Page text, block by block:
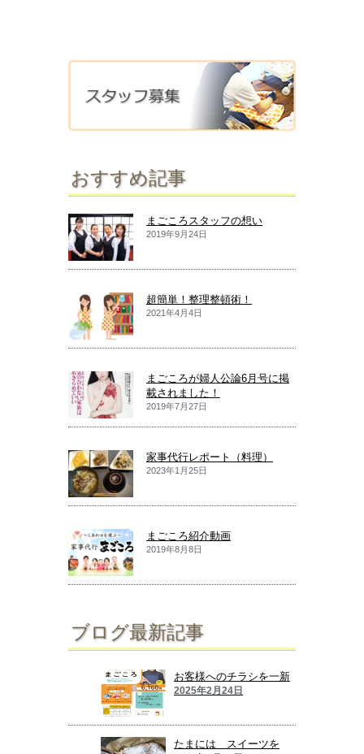
おすすめ記事
まごころスタッフの想い
2019年9月24日
超簡単！整理整頓術！
2021年4月4日
まごころが婦人公論6月号に掲
載されました！
2019年7月27日
家事代行レポート（料理）
2023年1月25日
まごころ紹介動画
2019年8月8日
ブログ最新記事
お客様へのチラシを一新
2025年2月24日
たまには スイーツを